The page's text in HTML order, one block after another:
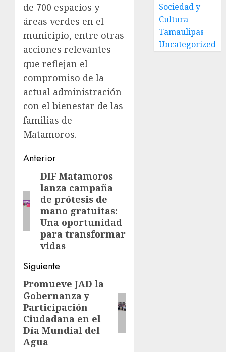
de 700 espacios y
áreas verdes en el
municipio, entre otras
acciones relevantes
que reflejan el
compromiso de la
actual administración
con el bienestar de las
familias de
Matamoros.
Post
navigation
Anterior
Entrada
anterior:
DIF Matamoros
lanza campaña
de prótesis de
mano gratuitas:
Una oportunidad
para transformar
vidas
Siguiente
Siguiente
entrada:
Promueve JAD la
Gobernanza y
Participación
Ciudadana en el
Día Mundial del
Agua
Sociedad y
Cultura
Tamaulipas
Uncategorized